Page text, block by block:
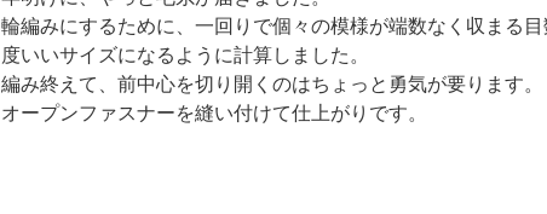
輪編みにするために、一回りで個々の模様が端数なく収まる
度いいサイズになるように計算しました。
編み終えて、前中心を切り開くのはちょっと勇気が要ります。
オープンファスナーを縫い付けて仕上がりです。